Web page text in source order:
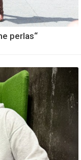
perlas“